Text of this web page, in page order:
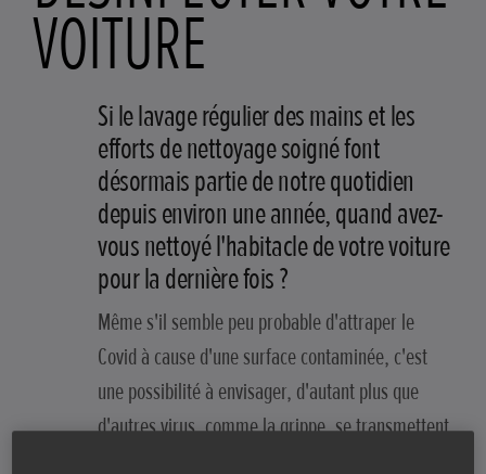
VOITURE
Si le lavage régulier des mains et les
efforts de nettoyage soigné font
désormais partie de notre quotidien
depuis environ une année, quand avez-
vous nettoyé l'habitacle de votre voiture
pour la dernière fois ?
Même s'il semble peu probable d'attraper le
Covid à cause d'une surface contaminée, c'est
une possibilité à envisager, d'autant plus que
d'autres virus, comme la grippe, se transmettent